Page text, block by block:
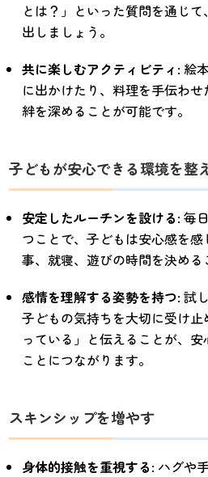
とは？」といった質問を通じ
出しましょう。
共に楽しむアクティビティ : 絵
に出かけたり、料理を手伝わ
絆を深めることが可能です。
子どもが安心できる環境を整
安定したルーチンを設ける: 毎
つことで、子どもは安心感を
事、就寝、遊びの時間を決める
感情を理解する姿勢を持つ: 試
子どもの気持ちを大切に受け
っている」と伝えることが、
ことにつながります。
スキンシップを増やす
身体的接触を重視する: ハグや